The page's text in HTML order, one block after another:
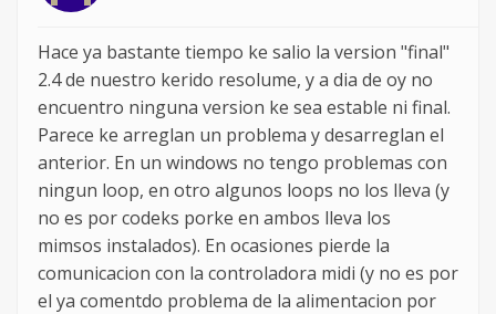
Hace ya bastante tiempo ke salio la version "final"
2.4 de nuestro kerido resolume, y a dia de oy no
encuentro ninguna version ke sea estable ni final.
Parece ke arreglan un problema y desarreglan el
anterior. En un windows no tengo problemas con
ningun loop, en otro algunos loops no los lleva (y
no es por codeks porke en ambos lleva los
mimsos instalados). En ocasiones pierde la
comunicacion con la controladora midi (y no es por
el ya comentdo problema de la alimentacion por